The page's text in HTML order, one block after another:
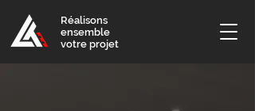
Réalisons
ensemble
votre projet